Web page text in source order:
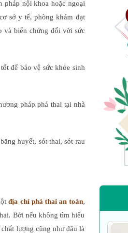
pháp nội khoa hoặc ngoại
sở y tế, phòng khám đạt
và biến chứng đối với sức
để bảo vệ sức khỏe sinh
pháp phá thai tại nhà
huyết, sót thai, sót rau
địa chỉ phá thai an toàn,
Bởi nếu không tìm hiểu
lượng cũng như đâu là